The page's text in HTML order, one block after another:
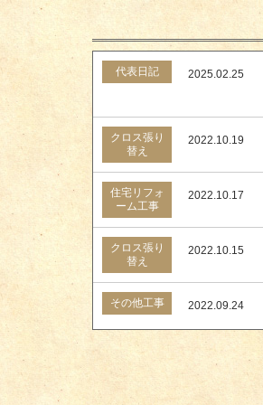
代表日記 2025.02.25
クロス張り
替え
2022.10.19
住宅リフォ
ーム工事
2022.10.17
クロス張り
替え
2022.10.15
その他工事 2022.09.24